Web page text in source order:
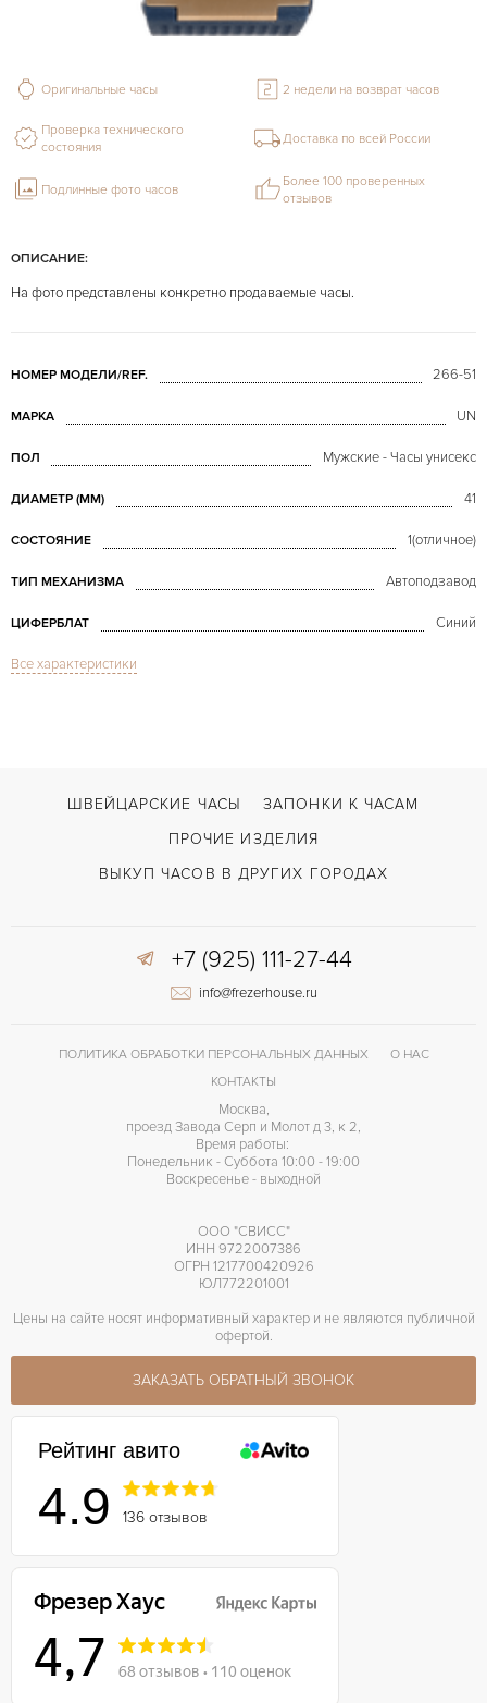
ОПИСАНИЕ:
На фото представлены конкретно продаваемые часы.
НОМЕР МОДЕЛИ/REF. 266-51
МАРКА UN
ПОЛ Мужские - Часы унисекс
ДИАМЕТР (MM) 41
СОСТОЯНИЕ 1(отличное)
ТИП МЕХАНИЗМА Автоподзавод
ЦИФЕРБЛАТ Синий
СТЕКЛО
Двойной сложности застежка
КАЛИБР/МЕХАНИЗМ
Все характеристики
Оригинальные часы 2 недели на возврат часов
Проверка технического
состояния
Доставка по всей России
Подлинные фото часов
Более 100 проверенных
отзывов
ШВЕЙЦАРСКИЕ ЧАСЫ
ЗАПОНКИ К ЧАСАМ
ПРОЧИЕ ИЗДЕЛИЯ
ВЫКУП ЧАСОВ В ДРУГИХ ГОРОДАХ
+7 (925) 111-27-44
info@frezerhouse.ru
ПОЛИТИКА ОБРАБОТКИ ПЕРСОНАЛЬНЫХ ДАННЫХ
О НАС
КОНТАКТЫ
Москва,
проезд Завода Серп и Молот д 3, к 2,
Время работы:
Понедельник - Суббота 10:00 - 19:00
Воскресенье - выходной
ООО "СВИСС"
ИНН 9722007386
ОГРН 1217700420926
ЮЛ772201001
Цены на сайте носят информативный характер и не являются публичной
офертой.
ЗАКАЗАТЬ ОБРАТНЫЙ ЗВОНОК
Рейтинг авито
4.9 136 отзывов